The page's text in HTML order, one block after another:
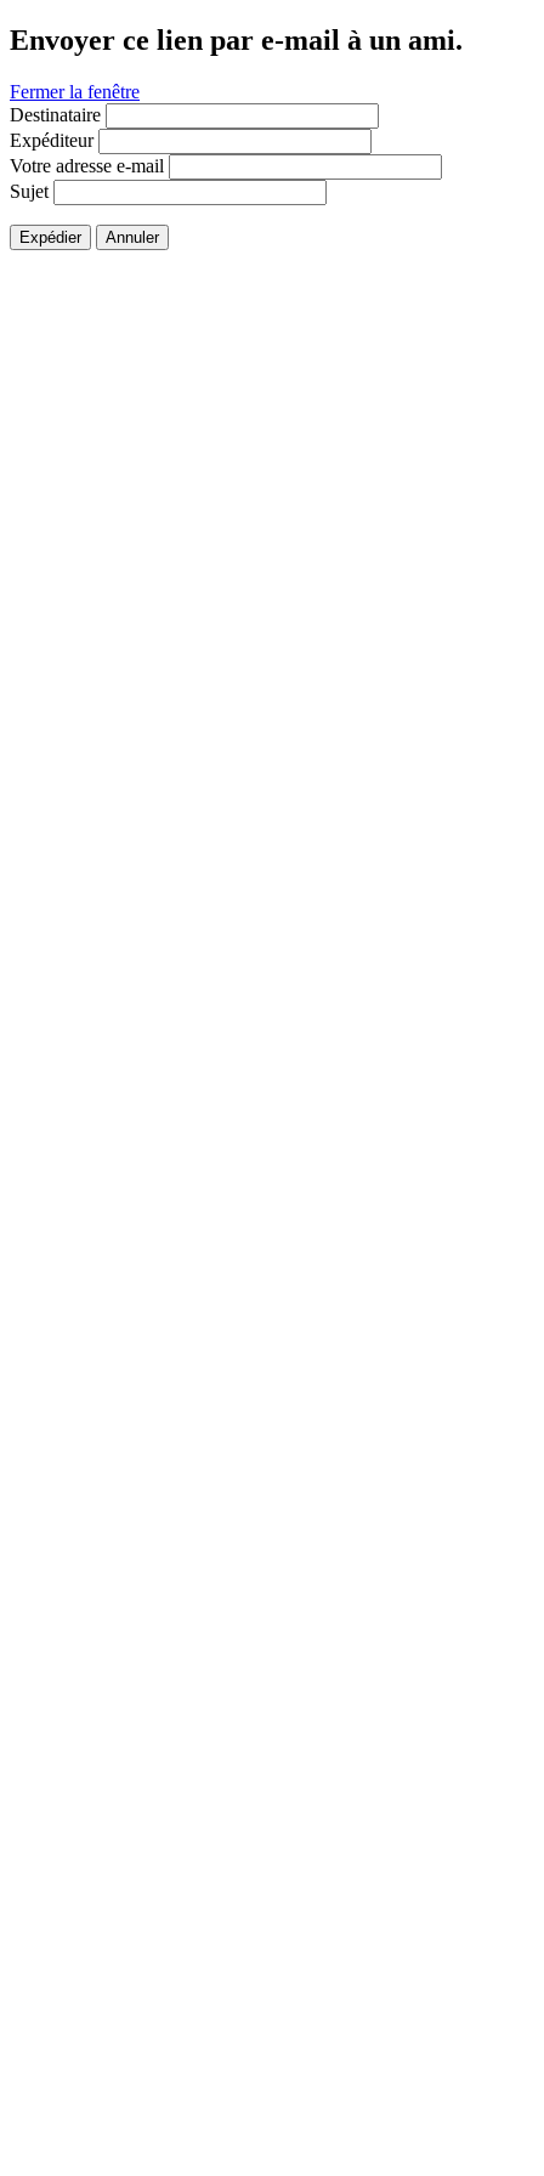
Envoyer ce lien par e-mail à un ami.
Fermer la fenêtre
Destinataire
Expéditeur
Votre adresse e-mail
Sujet
Expédier Annuler